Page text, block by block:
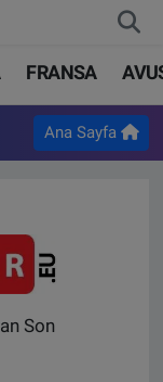
FRANSA
Ana Sayfa
Son